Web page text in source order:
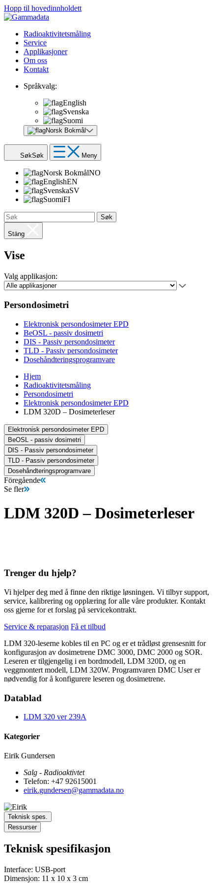
Hopp til hovedinnholdett
Radioaktivitetsmåling
Service
Applikasjoner
Om oss
Kontakt
Språkvalg:
English
Svenska
Suomi
Norsk Bokmål
SøkSøk Meny
Norsk BokmålNO
EnglishEN
SvenskaSV
SuomiFI
Søk
Stäng
Vise
Valg applikasjon:
Persondosimetri
Elektronisk persondosimeter EPD
BeOSL - passiv dosimetri
DIS - Passiv persondosimeter
TLD - Passiv persondosimeter
Dosehåndteringsprogramvare
Hjem
Radioaktivitetsmåling
Persondosimetri
Elektronisk persondosimeter EPD
LDM 320D – Dosimeterleser
Elektronisk persondosimeter EPD
BeOSL - passiv dosimetri
DIS - Passiv persondosimeter
TLD - Passiv persondosimeter
Dosehåndteringsprogramvare
Föregående
Se fler
LDM 320D – Dosimeterleser
Trenger du hjelp?
Vi hjelper deg med å finne den riktige løsningen. Vi tilbyr support,
service, kalibrering og opplæring for alle våre produkter. Kontakt
oss gjerne for et forslag på servicekontrakt.
Service & reparasjon Få et tilbud
LDM 320-leserne kobles til en PC og er et trådløst grensesnitt for
konfigurasjon av dosimetrene DMC 3000, DMC 2000 og SOR.
Leseren er tilgjengelig i en bordmodell, LDM 320D, og ​​en
veggmontert modell, LDM 320W. Programvaren DMC User er
nødvendig for å konfigurere leseren og dosimetrene.
Datablad
LDM 320 ver 239A
Kategorier
Eirik Gundersen
Salg - Radioaktivtet
Telefon: +47 92615001
eirik.gundersen@gammadata.no
Teknisk spes.
Ressurser
Teknisk spesifikasjon
Interface: USB-port
Dimensjon: 11 x 10 x 3 cm